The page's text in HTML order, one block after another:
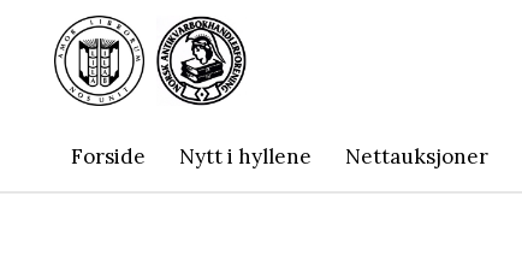
Forside Nytt i hyllene Nettauksjoner